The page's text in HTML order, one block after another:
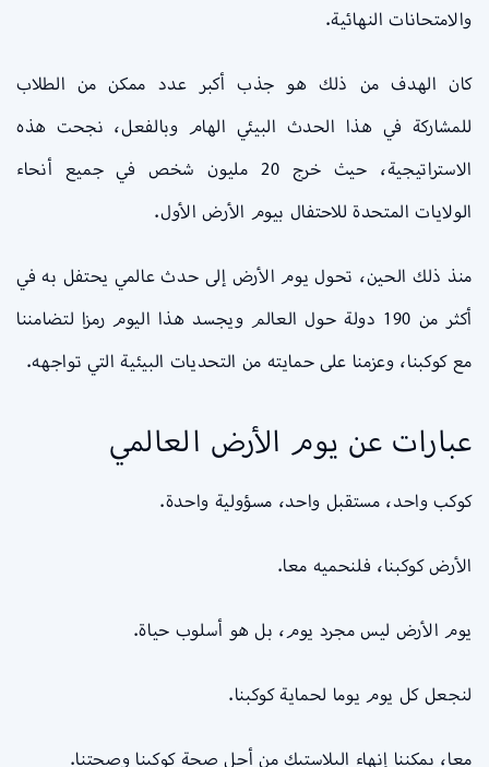
والامتحانات النهائية.
كان الهدف من ذلك هو جذب أكبر عدد ممكن من الطلاب
للمشاركة في هذا الحدث البيئي الهام وبالفعل، نجحت هذه
الاستراتيجية، حيث خرج 20 مليون شخص في جميع أنحاء
الولايات المتحدة للاحتفال بيوم الأرض الأول.
منذ ذلك الحين، تحول يوم الأرض إلى حدث عالمي يحتفل به في
أكثر من 190 دولة حول العالم ويجسد هذا اليوم رمزا لتضامننا
مع كوكبنا، وعزمنا على حمايته من التحديات البيئية التي تواجهه.
عبارات عن يوم الأرض العالمي
كوكب واحد، مستقبل واحد، مسؤولية واحدة.
الأرض كوكبنا، فلنحميه معا.
يوم الأرض ليس مجرد يوم، بل هو أسلوب حياة.
لنجعل كل يوم يوما لحماية كوكبنا.
معا، يمكننا إنهاء البلاستيك من أجل صحة كوكبنا وصحتنا.